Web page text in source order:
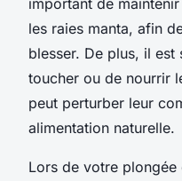
les raies manta, afin
blesser. De plus, il
toucher ou de nourrir
peut perturber leur
alimentation naturelle.
Lors de votre plongée